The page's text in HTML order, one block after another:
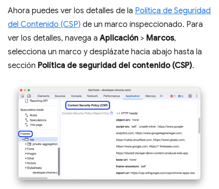
Ahora puedes ver los detalles de la Política de Seguridad
del Contenido (CSP) de un marco inspeccionado. Para
ver los detalles, navega aAplicación > Marcos,
selecciona un marco y desplázate hacia abajo hasta la
sección Política de seguridad del contenido (CSP).